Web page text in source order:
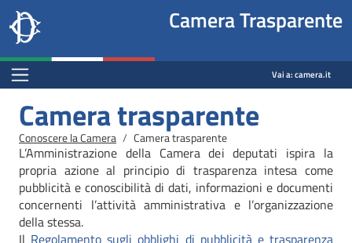
Salta al contenuto principale
Salta al menu di navigazione
Site
header
block
Camera dei deputati
Camera Trasparente
Menu Bar block
Vai a:camera.it
Camera trasparente
Briciole di pane
Conoscere la Camera Camera trasparente
L’Amministrazione della Camera dei deputati ispira la
propria azione al principio di trasparenza intesa come
pubblicità e conoscibilità di dati, informazioni e documenti
concernenti l’attività amministrativa e l’organizzazione
della stessa.
Il Regolamento sugli obblighi di pubblicità e trasparenza
Fine pagina
Salta al contenuto principale
Salta al menu di navigazione
Vai a inizio pagina